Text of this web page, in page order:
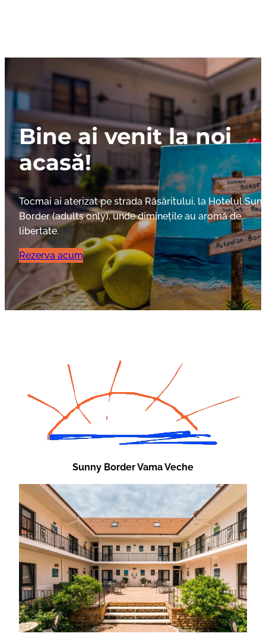
Bine ai venit la noi
acasă!
Tocmai ai aterizat pe strada Răsăritului, la Hotelul
Border (adults only), unde diminețile au aromă de
libertate.
Rezerva acum
Sunny Border Vama Veche